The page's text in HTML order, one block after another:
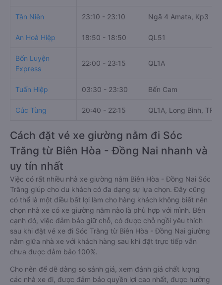
Tân Niên 23:10 - 23:10 Ngã 4 Amata, Kp3
An Hoà Hiệp 18:50 - 18:50 QL51
Bốn Luyện
Express
22:00 - 23:15 QL1A
Tuấn Hiệp 03:30 - 23:30 Bến Cam
Cúc Tùng 20:40 - 22:15 QL1A, Long Bình, TP.
Cách đặt vé xe giường nằm đi Sóc
Trăng từ Biên Hòa - Đồng Nai nhanh và
uy tín nhất
Việc có rất nhiều nhà xe giường nằm Biên Hòa - Đồng Nai Sóc
Trăng giúp cho du khách có đa dạng sự lựa chọn. Đây cũng
có thể là một điều bất lợi làm cho hàng khách không biết nên
chọn nhà xe có xe giường nằm nào là phù hợp với mình. Bên
cạnh đó, việc đảm bảo giữ chỗ, có được chỗ ngồi yêu thích
sau khi đặt vé xe đi Sóc Trăng từ Biên Hòa - Đồng Nai giường
nằm giữa nhà xe với khách hàng sau khi đặt trực tiếp vẫn
chưa được đảm bảo 100%.
Cho nên để dễ dàng so sánh giá, xem đánh giá chất lượng
các nhà xe đi, được đảm bảo quyền lợi cao nhất, được hưởng